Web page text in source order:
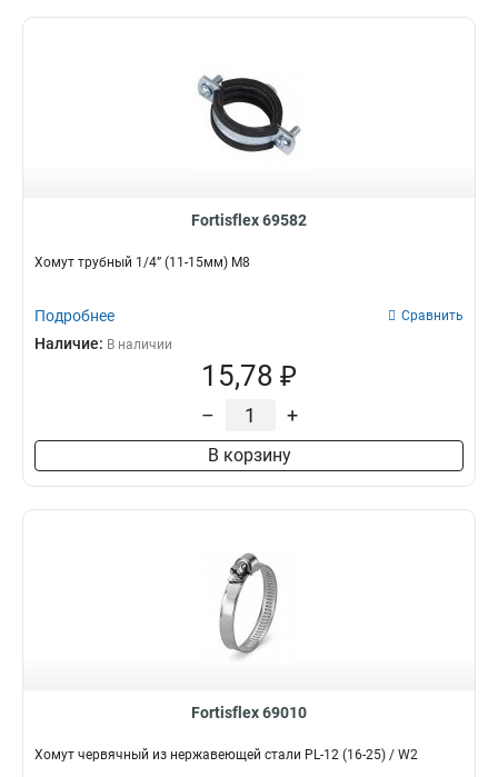
Fortisflex 69582
Хомут трубный 1/4” (11-15мм) М8
Подробнее Сравнить
Наличие: В наличии
15,78 ₽
– +
В корзину
Fortisflex 69010
Хомут червячный из нержавеющей стали PL-12 (16-25) / W2